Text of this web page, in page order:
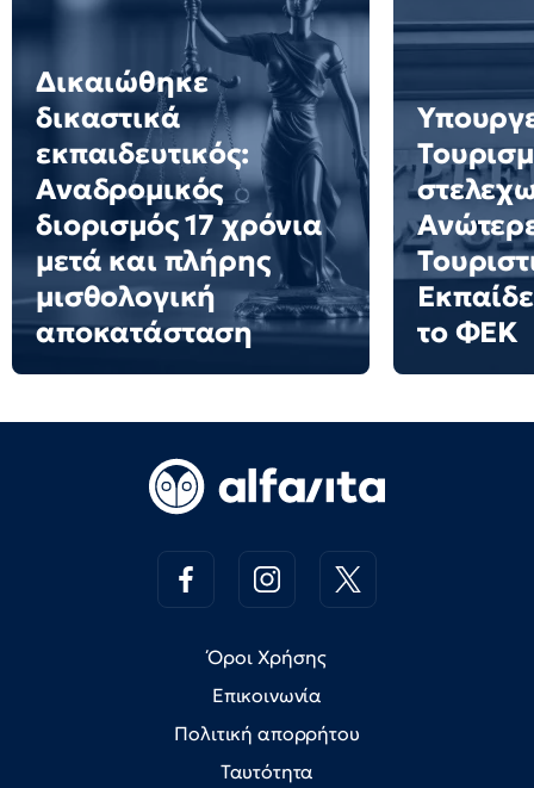
Δικαιώθηκε
δικαστικά
εκπαιδευτικός:
Αναδρομικός
διορισμός 17 χρόνια
μετά και πλήρης
μισθολογική
αποκατάσταση
το ΦΕΚ
Όροι Χρήσης
Επικοινωνία
Πολιτική απορρήτου
Ταυτότητα